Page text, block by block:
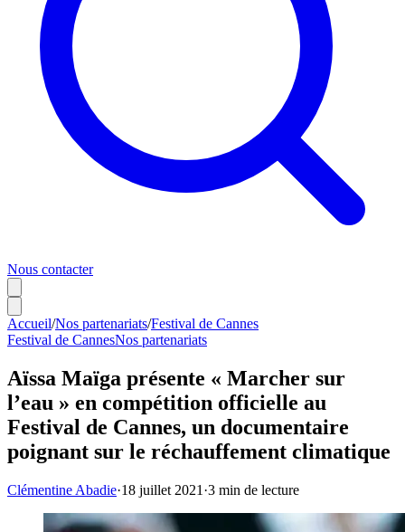
Nous contacter
Accueil/Nos partenariats/Festival de Cannes
Festival de CannesNos partenariats
Aïssa Maïga présente « Marcher sur
l’eau » en compétition officielle au
Festival de Cannes, un documentaire
poignant sur le réchauffement climatique
Clémentine Abadie·18 juillet 2021 ·3 min de lecture